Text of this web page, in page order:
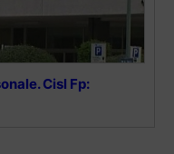
Cisl Fp: